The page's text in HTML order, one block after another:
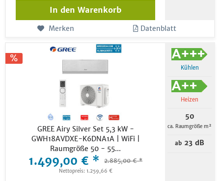
In den Warenkorb
Merken Datenblatt
GREE Airy Silver Set 5,3 kW -
GWH18AVDXE-K6DNA1A | WiFi |
Raumgröße 50 - 55...
1.499,00 € * 2.885,00 € *
Nettopreis: 1.259,66 €
Kühlen
Heizen
50
ca. Raumgröße m²
ab 23 dB